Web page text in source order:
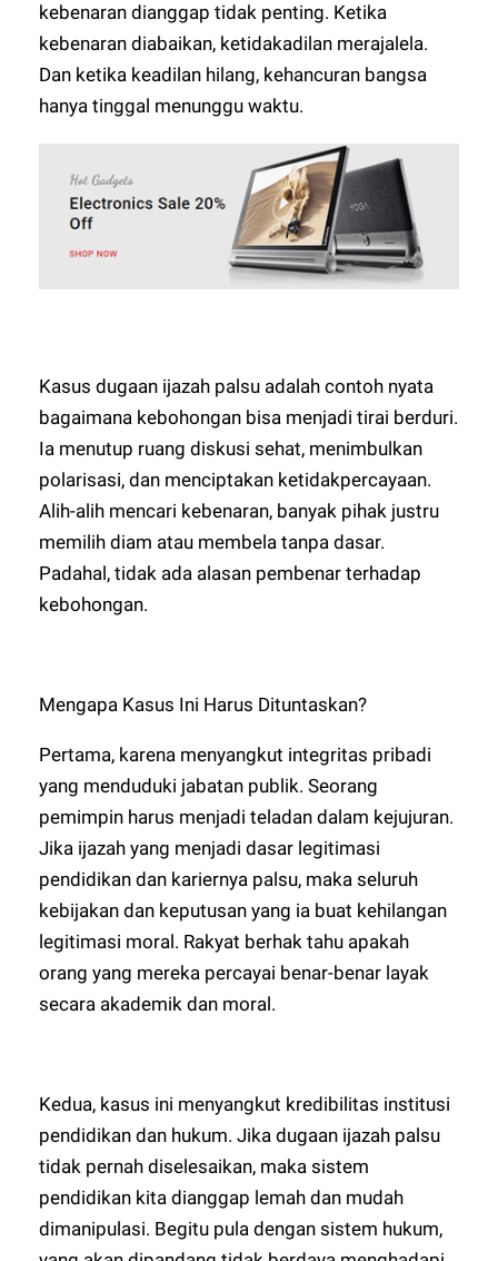
kebenaran dianggap tidak penting. Ketika
kebenaran diabaikan, ketidakadilan merajalela.
Dan ketika keadilan hilang, kehancuran bangsa
hanya tinggal menunggu waktu.
Kasus dugaan ijazah palsu adalah contoh nyata
bagaimana kebohongan bisa menjadi tirai berduri.
Ia menutup ruang diskusi sehat, menimbulkan
polarisasi, dan menciptakan ketidakpercayaan.
Alih-alih mencari kebenaran, banyak pihak justru
memilih diam atau membela tanpa dasar.
Padahal, tidak ada alasan pembenar terhadap
kebohongan.
Mengapa Kasus Ini Harus Dituntaskan?
Pertama, karena menyangkut integritas pribadi
yang menduduki jabatan publik. Seorang
pemimpin harus menjadi teladan dalam kejujuran.
Jika ijazah yang menjadi dasar legitimasi
pendidikan dan kariernya palsu, maka seluruh
kebijakan dan keputusan yang ia buat kehilangan
legitimasi moral. Rakyat berhak tahu apakah
orang yang mereka percayai benar-benar layak
secara akademik dan moral.
Kedua, kasus ini menyangkut kredibilitas institusi
pendidikan dan hukum. Jika dugaan ijazah palsu
tidak pernah diselesaikan, maka sistem
pendidikan kita dianggap lemah dan mudah
dimanipulasi. Begitu pula dengan sistem hukum,